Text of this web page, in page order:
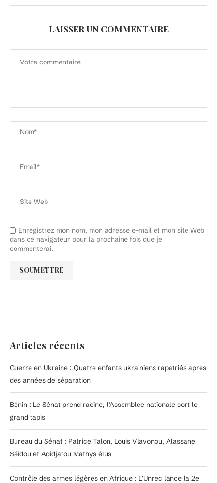
LAISSER UN COMMENTAIRE
Enregistrez mon nom, mon adresse e-mail et mon site Web
dans ce navigateur pour la prochaine fois que je
commenterai.
Articles récents
Guerre en Ukraine : Quatre enfants ukrainiens rapatriés après
des années de séparation
Bénin : Le Sénat prend racine, l’Assemblée nationale sort le
grand tapis
Bureau du Sénat : Patrice Talon, Louis Vlavonou, Alassane
Séidou et Adidjatou Mathys élus
Contrôle des armes légères en Afrique : L’Unrec lance la 2e